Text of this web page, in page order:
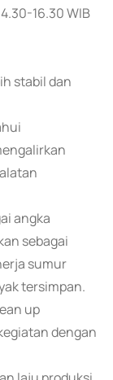
16.30 WIB
stabil dan
angka
sebagai
sumur
tersimpan.
up
dengan